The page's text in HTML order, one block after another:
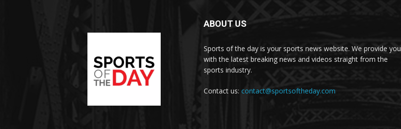
ABOUT US
Sports of the day is your sports news website. We provide you
with the latest breaking news and videos straight from the
sports industry.
Contact us: contact@sportsoftheday.com